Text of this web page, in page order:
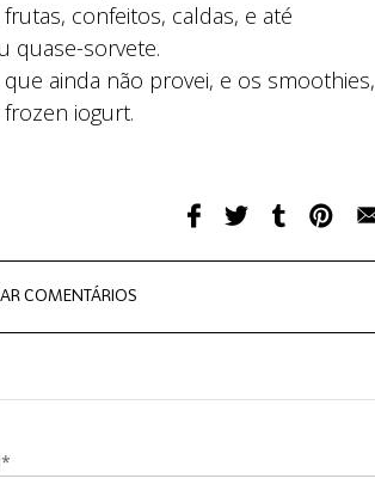
confeitos, caldas, e até
quase-sorvete.
ainda não provei, e os smoothies,
iogurt.
COMENTÁRIOS